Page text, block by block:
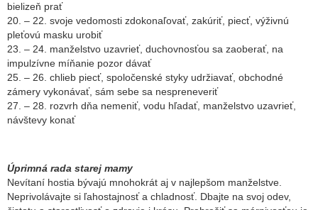
bielizeň prať
20. – 22. svoje vedomosti zdokonaľovať, zakúriť, piecť, výživnú
pleťovú masku urobiť
23. – 24. manželstvo uzavrieť, duchovnosťou sa zaoberať, na
impulzívne míňanie pozor dávať
25. – 26. chlieb piecť, spoločenské styky udržiavať, obchodné
zámery vykonávať, sám sebe sa nespreneveriť
27. – 28. rozvrh dňa nemeniť, vodu hľadať, manželstvo uzavrieť,
návštevy konať
Úprimná rada starej mamy
Nevítaní hostia bývajú mnohokrát aj v najlepšom manželstve.
Neprivolávajte si ľahostajnosť a chladnosť. Dbajte na svoj odev,